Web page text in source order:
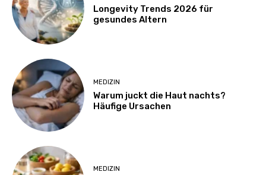
Longevity Trends 2026 für
gesundes Altern
MEDIZIN
Warum juckt die Haut nachts?
Häufige Ursachen
MEDIZIN